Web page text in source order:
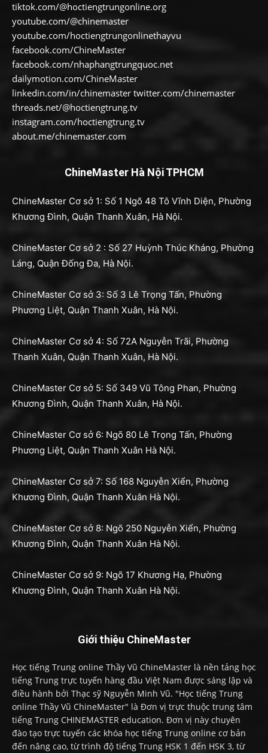
tiktok.com/@hoctiengtrungonline.org
youtube.com/@chinemaster
youtube.com/hoctiengtrungonlinethayvu
facebook.com/ChineMaster
facebook.com/nhaphangtrungquoc.net
dailymotion.com/ChineMaster
linkedin.com/in/chinemaster twitter.com/chinemaster
threads.net/@hoctiengtrung.tv
instagram.com/hoctiengtrung.tv
about.me/chinemaster.com
ChineMaster Hà Nội TPHCM
ChineMaster Cơ sở 1: Số 1 Ngõ 48 Tô Vĩnh Diện, Phường
Khương Đình, Quận Thanh Xuân, Hà Nội.
ChineMaster Cơ sở 2 : Số 27 Huỳnh Thúc Kháng, Phường
Láng, Quận Đống Đa, Hà Nội.
ChineMaster Cơ sở 3: Số 3 Lê Trọng Tấn, Phường
Phương Liệt, Quận Thanh Xuân, Hà Nội.
ChineMaster Cơ sở 4: Số 72A Nguyễn Trãi, Phường
Thanh Xuân, Quận Thanh Xuân, Hà Nội.
ChineMaster Cơ sở 5: Số 349 Vũ Tông Phan, Phường
Khương Đình, Quận Thanh Xuân, Hà Nội.
ChineMaster Cơ sở 6: Ngõ 80 Lê Trọng Tấn, Phường
Phương Liệt, Quận Thanh Xuân Hà Nội.
ChineMaster Cơ sở 7: Số 168 Nguyễn Xiển, Phường
Khương Đình, Quận Thanh Xuân Hà Nội.
ChineMaster Cơ sở 8: Ngõ 250 Nguyễn Xiển, Phường
Khương Đình, Quận Thanh Xuân Hà Nội.
ChineMaster Cơ sở 9: Ngõ 17 Khương Hạ, Phường
Khương Đình, Quận Thanh Xuân Hà Nội.
Giới thiệu ChineMaster
Học tiếng Trung online Thầy Vũ ChineMaster là nền tảng học
tiếng Trung trực tuyến hàng đầu Việt Nam được sáng lập và
điều hành bởi Thạc sỹ Nguyễn Minh Vũ. "Học tiếng Trung
online Thầy Vũ ChineMaster" là Đơn vị trực thuộc trung tâm
tiếng Trung CHINEMASTER education. Đơn vị này chuyên
đào tạo trực tuyến các khóa học tiếng Trung online cơ bản
đến nâng cao, từ trình độ tiếng Trung HSK 1 đến HSK 3, từ